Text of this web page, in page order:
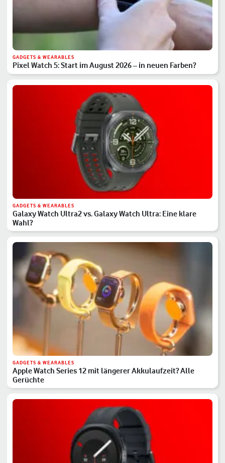
GADGETS & WEARABLES
Pixel Watch 5: Start im August 2026 – in neuen Farben?
GADGETS & WEARABLES
Galaxy Watch Ultra2 vs. Galaxy Watch Ultra: Eine klare
Wahl?
GADGETS & WEARABLES
Apple Watch Series 12 mit längerer Akkulaufzeit? Alle
Gerüchte